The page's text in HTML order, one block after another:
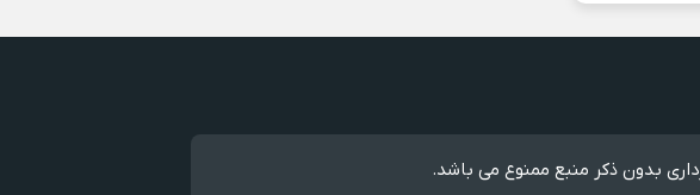
بدون ذکر منبع ممنوع می باشد.